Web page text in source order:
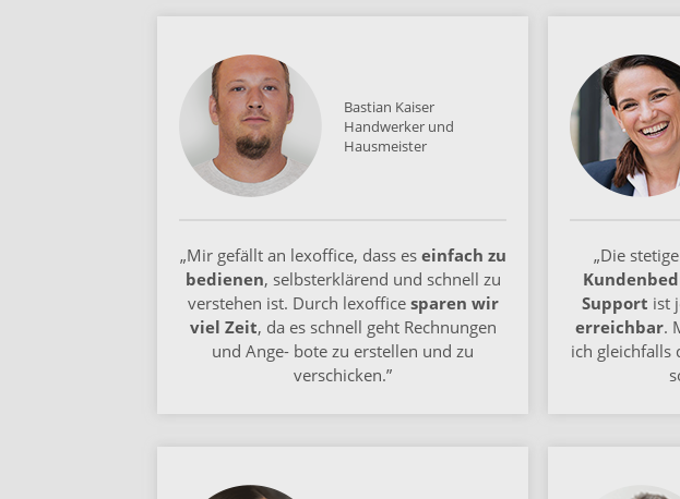
Bastian Kaiser
Handwerker und
Hausmeister
„Mir gefällt an lexoffice, dass es einfach zu
bedienen, selbsterklärend und schnell zu
verstehen ist. Durch lexoffice sparen wir
viel Zeit, da es schnell geht Rechnungen
und Ange- bote zu erstellen und zu
verschicken.”
„Die stetige
Support ist
erreichbar.
ich gleichfalls